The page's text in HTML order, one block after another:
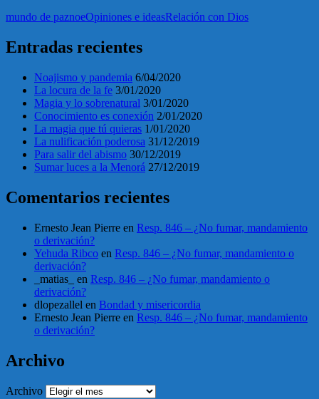
mundo de paznoeOpiniones e ideasRelación con Dios
Entradas recientes
Noajismo y pandemia 6/04/2020
La locura de la fe 3/01/2020
Magia y lo sobrenatural 3/01/2020
Conocimiento es conexión 2/01/2020
La magia que tú quieras 1/01/2020
La nulificación poderosa 31/12/2019
Para salir del abismo 30/12/2019
Sumar luces a la Menorá 27/12/2019
Comentarios recientes
Ernesto Jean Pierre en Resp. 846 – ¿No fumar, mandamiento
o derivación?
Yehuda Ribco en Resp. 846 – ¿No fumar, mandamiento o
derivación?
_matias_
en Resp. 846 – ¿No fumar, mandamiento o
derivación?
dlopezallel en Bondad y misericordia
Ernesto Jean Pierre en Resp. 846 – ¿No fumar, mandamiento
o derivación?
Archivo
Archivo